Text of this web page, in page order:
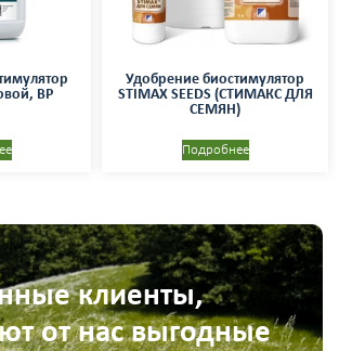
ВР
Удобрение биостимулятор
STIMAX SEEDS (СТИМАКС ДЛЯ
СЕМЯН)
Подробнее
клиенты,
от нас выгодные